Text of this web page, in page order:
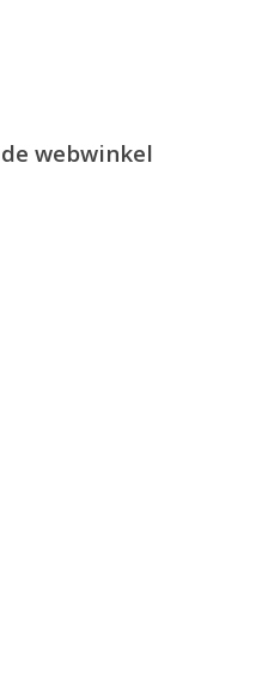
webwinkel